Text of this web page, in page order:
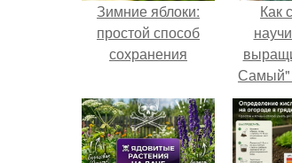
Зимние яблоки:
простой способ
сохранения
Как
Самый"